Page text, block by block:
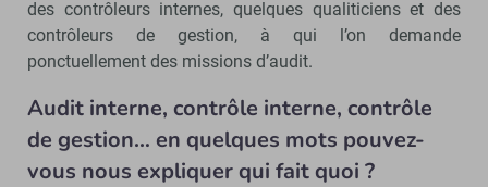
des contrôleurs internes, quelques qualiticiens et des
contrôleurs de gestion, à qui l’on demande
ponctuellement des missions d’audit.
Audit interne, contrôle interne, contrôle
de gestion… en quelques mots pouvez-
vous nous expliquer qui fait quoi ?